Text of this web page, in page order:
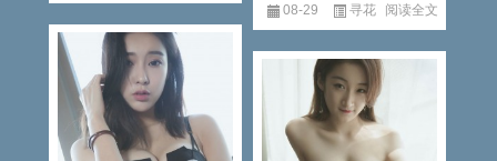
08-29 寻花 阅读全文